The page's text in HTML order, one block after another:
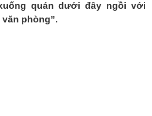
quán dưới đây ngồi với
phòng”.